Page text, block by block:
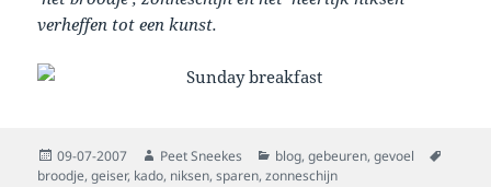
verheffen tot een kunst.
Posted
on
09-07-2007 Author
Peet Sneekes Categories
blog,gebeuren,gevoel
broodje,geiser, kado, niksen,sparen,zonneschijn